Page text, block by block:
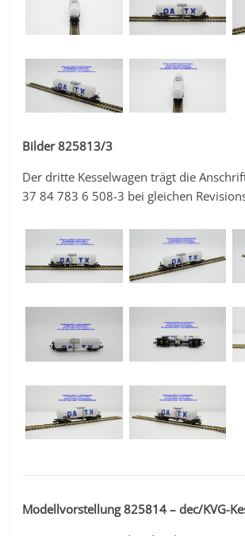
Bilder 825813/3
Der dritte Kesselwagen trägt die
37 84 783 6 508-3 bei gleichen
Modellvorstellung 825814 – dec/KVG-